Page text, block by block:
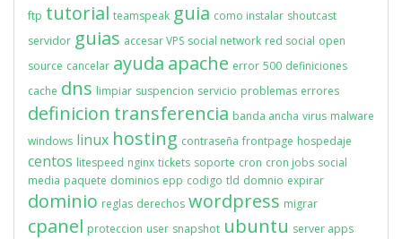
ftp tutorial teamspeak guia como instalar shoutcast
servidor guias accesar VPS social network red social open
source cancelar ayuda apache error 500 definiciones
cache dns limpiar suspencion servicio problemas errores
definicion transferencia banda ancha virus malware
windows linux hosting contraseña frontpage hospedaje
centos litespeed nginx tickets soporte cron cron jobs social
media paquete dominios epp codigo tld domnio expirar
dominio reglas derechos wordpress migrar
cpanel proteccion user snapshot ubuntu server apps